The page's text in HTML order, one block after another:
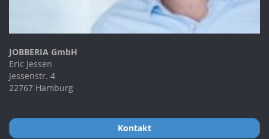
JOBBERIA GmbH
Eric Jessen
Jessenstr. 4
22767 Hamburg
Kontakt